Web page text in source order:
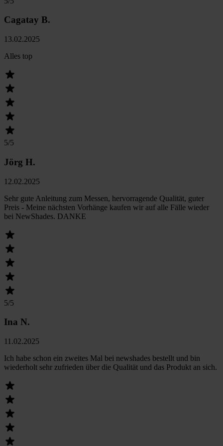
Cagatay B.
13.02.2025
Alles top
5/5
Jörg H.
12.02.2025
Sehr gute Anleitung zum Messen, hervorragende Qualität, guter
Preis - Meine nächsten Vorhänge kaufen wir auf alle Fälle wieder
bei NewShades. DANKE
5/5
Ina N.
11.02.2025
Ich habe schon ein zweites Mal bei newshades bestellt und bin
wiederholt sehr zufrieden über die Qualität und das Produkt an sich.